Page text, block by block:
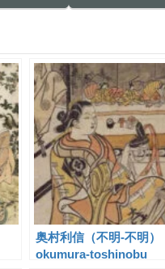
奥村利信（不明-不明）
okumura-toshinobu